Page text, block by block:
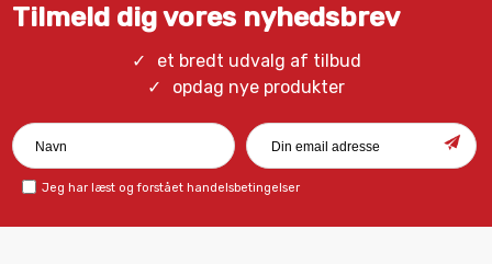
Tilmeld dig vores nyhedsbrev
et bredt udvalg af tilbud
opdag nye produkter
Jeg har læst og forstået handelsbetingelser